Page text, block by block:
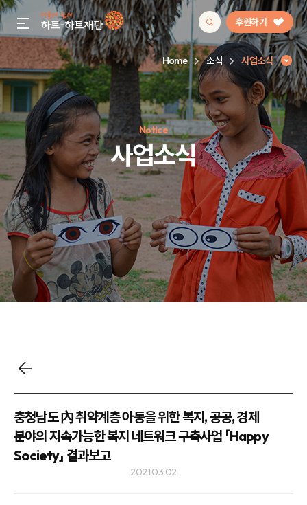
gnb menu open 후원하기
인기 키워드
#정기후원#하트플레이스#캠페인#팬덤후원
Home 소식 사업소식
Notice
사업소식
사업소식
충청남도 內 취약계층 아동을 위한 복지, 공공, 경제
분야의 지속가능한 복지 네트워크 구축사업 「Happy
Society」 결과보고
2021.03.02